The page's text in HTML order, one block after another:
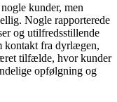
kunder, men
Nogle rapporterede
og utilfredsstillende
kontakt fra dyrlægen,
tilfælde, hvor kunder
opfølgning og